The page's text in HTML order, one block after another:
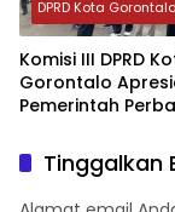
DPRD Kota Gorontalo
Komisi III DPRD
Gorontalo
Pemerintah
Tinggalkan